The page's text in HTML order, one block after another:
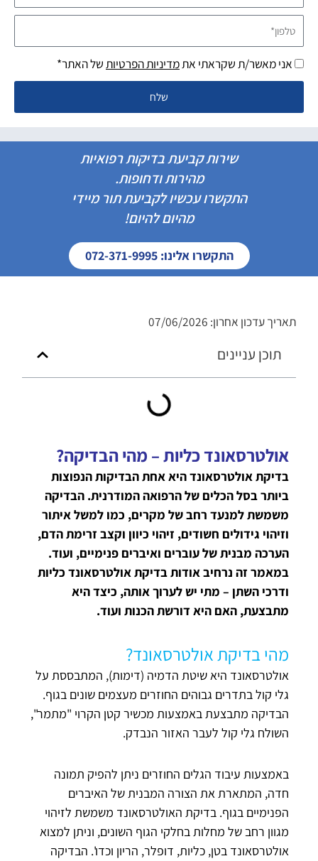
טלפון*
אני מאשר/ת שקראתי אתמדיניות הפרטיותשל האתר*
שלח
שירות קביעת בדיקות רפואיות
מהירות ודחופות.
התקשרו עכשיו לקביעת תור מיידי
מהיום להיום!
התקשרו אלינו: 072-371-9995
תאריך עדכון אחרון: 07/06/2026
תוכן עניינים
אולטרסאונד כליות – מהי הבדיקה?
בדיקת אולטרסאונד היא אחת הבדיקות הנפוצות
ביותר בסל הכלים של הרפואה המודרנית. הבדיקה
משמשת למנעד רחב של מקרים, כמו למשל איתור
וזיהוי גידולים חשודים, זיהוי כיוון וקצב זרימת הדם,
הערכה מבנית של עוברים ואיברים פנימיים, ועוד.
במאמר זה נרחיב אודות בדיקת אולטרסאונד כליות
ודרכי השתן – מתי יש לערוך אותה, כיצד היא
מתבצעת, האם היא דורשת הכנות ועוד.
מהי בדיקת אולטרסאונד?
אולטרסאונד היא שיטת הדמיה (דימות), המתבססת על
גלי קול בתדרים גבוהים החוזרים מעצמים שונים בגוף.
הבדיקה מתבצעת באמצעות מכשיר קטן הקרוי "מתמר",
השולח גלי קול לעבר האזור הנבדק.
באמצעות עיבוד הגלים החוזרים ניתן להפיק תמונה
חדה, המתארת את הצורה המבנית של האיברים
הפנימיים בגוף. בדיקת האולטרסאונד משמשת לזיהוי
מגוון רחב של מחלות בחלקי הגוף השונים, וניתן למצוא
אולטרסאונד בטן, כליות, דופלר, הריון וכדו'. הבדיקה